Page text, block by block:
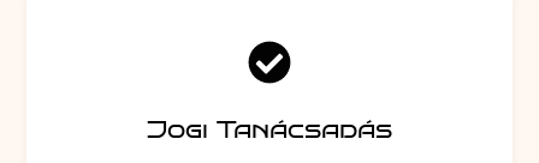
Jogi Tanácsadás